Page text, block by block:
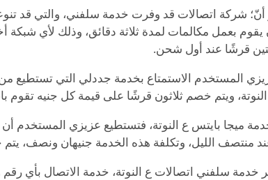
أنّ؛ شركة اتصالات قد وفرت خدمة سلفني، والتي قد
بعمل مكالمات لمدة ثلاثة دقائق، وذلك لأي
قرشًا عند أول شحن.
المستخدم الاستمتاع بخدمة جددلي التي تستطيع
ويتم خصم ثلاثون قرشًا على قيمة كل جنيه تقوم
ميجا بايتس ع النوتة، فتستطيع عزيزي
منتصف الليل، وتكلفة هذه الخدمة جنيهان ونصف،
خدمة سلفني اتصالات ع النوتة، خدمة الاتصال بأي